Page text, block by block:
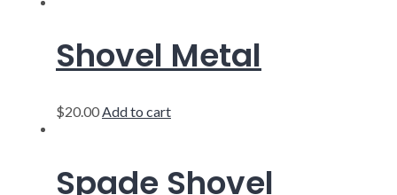
Shovel Metal
$20.00Add to cart
Spade Shovel